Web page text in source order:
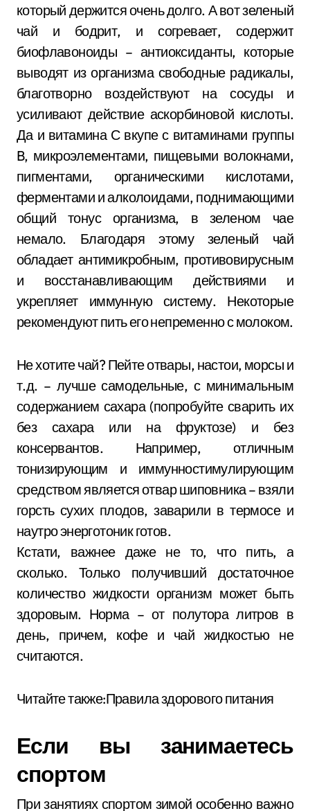
который держится очень долго. А вот зеленый
чай и бодрит, и согревает, содержит
биофлавоноиды – антиоксиданты, которые
выводят из организма свободные радикалы,
благотворно воздействуют на сосуды и
усиливают действие аскорбиновой кислоты.
Да и витамина С вкупе с витаминами группы
B, микроэлементами, пищевыми волокнами,
пигментами, органическими кислотами,
ферментами и алколоидами, поднимающими
общий тонус организма, в зеленом чае
немало. Благодаря этому зеленый чай
обладает антимикробным, противовирусным
и восстанавливающим действиями и
укрепляет иммунную систему. Некоторые
рекомендуют пить его непременно с молоком.
Не хотите чай? Пейте отвары, настои, морсы и
т.д. – лучше самодельные, с минимальным
содержанием сахара (попробуйте сварить их
без сахара или на фруктозе) и без
консервантов. Например, отличным
тонизирующим и иммунностимулирующим
средством является отвар шиповника – взяли
горсть сухих плодов, заварили в термосе и
наутро энерготоник готов.
Кстати, важнее даже не то, что пить, а
сколько. Только получивший достаточное
количество жидкости организм может быть
здоровым. Норма – от полутора литров в
день, причем, кофе и чай жидкостью не
считаются.
Читайте также:Правила здорового питания
Если вы занимаетесь
спортом
При занятиях спортом зимой особенно важно